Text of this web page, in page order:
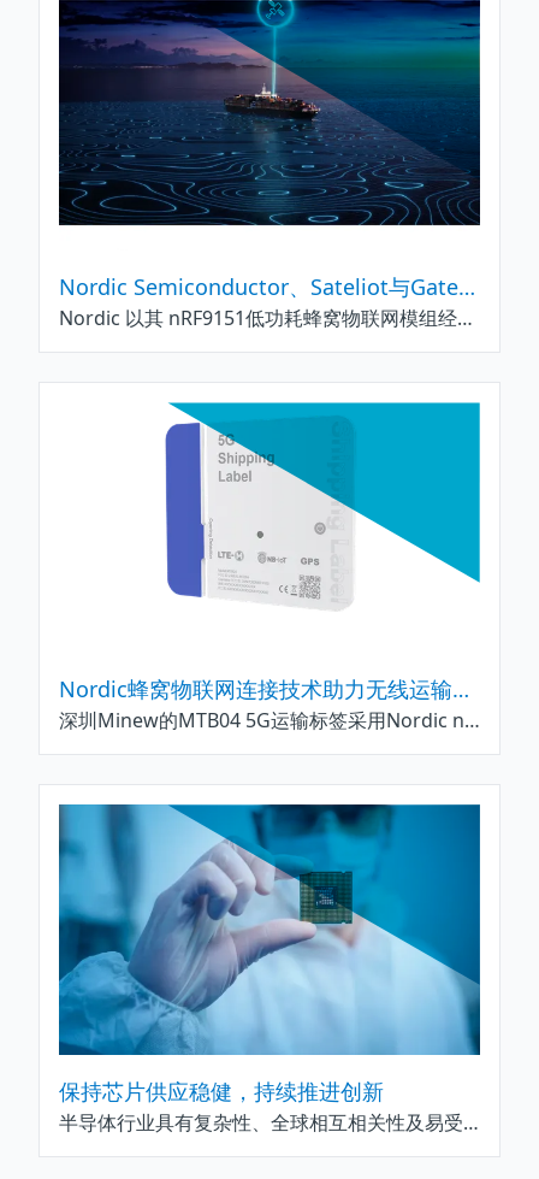
Nordic Semiconductor、Sateliot与Gatehouse Satcom在偏远地区的低轨道卫星物联网连接领域取得关键突破
Nordic 以其 nRF9151低功耗蜂窝物联网模组经由Sateliot低轨道(LEO) 卫星成功进行Nordic nRF Cloud集成平台的芯片到云 (chip-to-cloud) 通信，实现设备管理、嵌入式可观测性及定位服务，在非地面网络 (NTN) 卫星通信领域取得重大成就。
Nordic蜂窝物联网连接技术助力无线运输标签实现全球资产实时追踪与智能物流运营
深圳Minew的MTB04 5G运输标签采用Nordic nRF9160低功耗模组，提供开箱即用的可靠连接、定位及传感器数据报告功能
保持芯片供应稳健，持续推进创新
半导体行业具有复杂性、全球相互相关性及易受干扰的脆弱性，因此芯片企业的供应链必须具备多来源采购和韧性以保持稳健。芯片供应一旦发生问题，可能会产生重大影响，正如我们在新冠疫情期间所见，工厂停工、劳动力短缺和运输瓶颈造成完美风暴，叠加初期需求下滑与预测偏差，对下游产业造成深远冲击。